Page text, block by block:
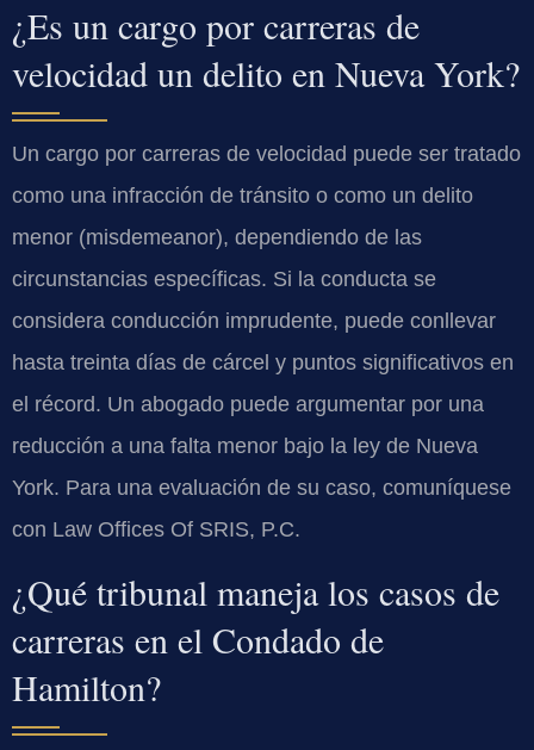
¿Es un cargo por carreras de
velocidad un delito en Nueva York?
Un cargo por carreras de velocidad puede ser tratado
como una infracción de tránsito o como un delito
menor (misdemeanor), dependiendo de las
circunstancias específicas. Si la conducta se
considera conducción imprudente, puede conllevar
hasta treinta días de cárcel y puntos significativos en
el récord. Un abogado puede argumentar por una
reducción a una falta menor bajo la ley de Nueva
York. Para una evaluación de su caso, comuníquese
con Law Offices Of SRIS, P.C.
¿Qué tribunal maneja los casos de
carreras en el Condado de
Hamilton?